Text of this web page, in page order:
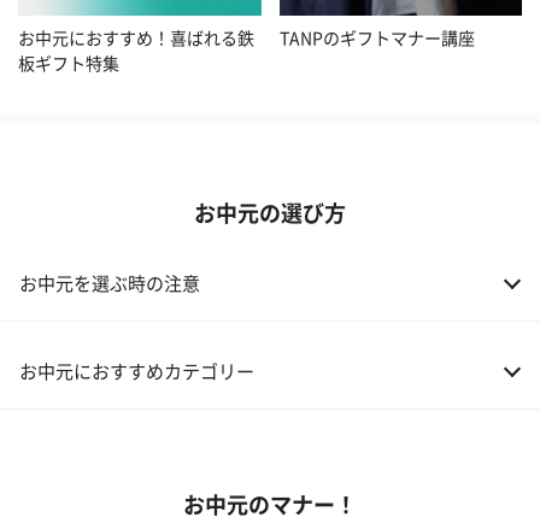
お中元におすすめ！喜ばれる鉄
板ギフト特集
TANPのギフトマナー講座
お中元の選び方
お中元を選ぶ時の注意
お中元におすすめカテゴリー
お中元のマナー！